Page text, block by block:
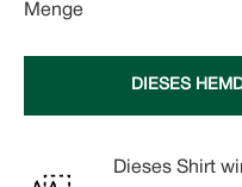
Menge
DIESES
Dieses Shirt